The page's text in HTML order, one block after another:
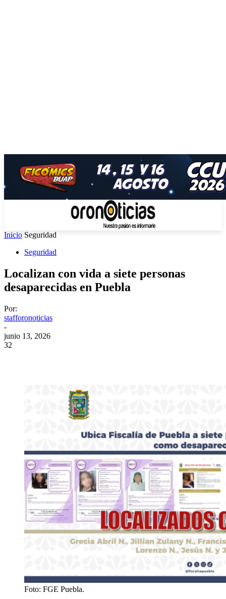
Inicio Seguridad
Seguridad
Localizan con vida a siete personas
desaparecidas en Puebla
Por:
stafforonoticias
-
junio 13, 2026
32
Foto: FGE Puebla.